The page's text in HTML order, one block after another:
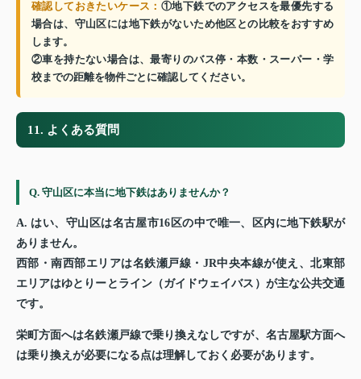
確認しておきたいケース： ①地下鉄でのアクセスを最優先する
場合は、守山区には地下鉄がないため他区との比較をおすすめ
します。
②車を持たない場合は、最寄りのバス停・本数・スーパー・学
校までの距離を物件ごとに確認してください。
11. よくある質問
Q. 守山区に本当に地下鉄はありませんか？
A. はい、守山区は名古屋市16区の中で唯一、区内に地下鉄駅が
ありません。
西部・南西部エリアは名鉄瀬戸線・JR中央本線が使え、北東部
エリアはゆとりーとライン（ガイドウェイバス）が主な公共交通
です。
栄町方面へは名鉄瀬戸線で乗り換えなしですが、名古屋駅方面へ
は乗り換えが必要になる点は理解しておく必要があります。